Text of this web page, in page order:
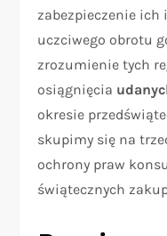
zabezpieczenie ich
uczciwego obrotu
zrozumienie tych
osiągnięcia
okresie
skupimy się na
ochrony praw
świątecznych